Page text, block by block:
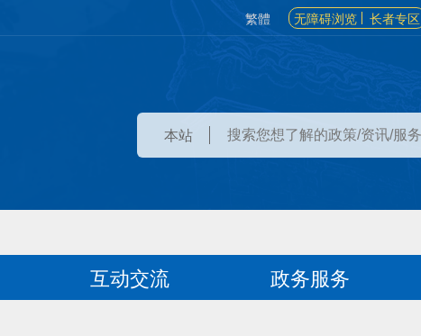
繁體 无障碍浏览 长者专区
本站
互动交流 政务服务